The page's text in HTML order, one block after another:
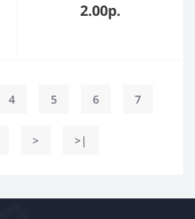
2.00р.
4 5 6 7
> >|